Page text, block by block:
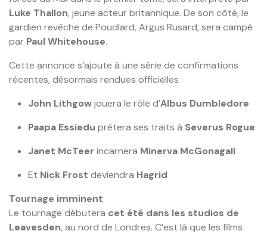
Luke Thallon, jeune acteur britannique. De son côté, le
gardien revêche de Poudlard, Argus Rusard, sera campé
par Paul Whitehouse.
Cette annonce s’ajoute à une série de confirmations
récentes, désormais rendues officielles :
John Lithgowjouera le rôle d’Albus Dumbledore
Paapa Essiedu prêtera ses traits à Severus Rogue
Janet McTeer incarnera Minerva McGonagall
Et Nick Frost deviendra Hagrid
Tournage imminent
Le tournage débutera cet été dans les studios de
Leavesden, au nord de Londres. C’est là que les films